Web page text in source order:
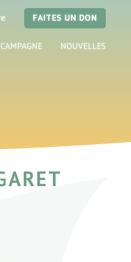
FAITES UN DON
CAMPAGNE NOUVELLES